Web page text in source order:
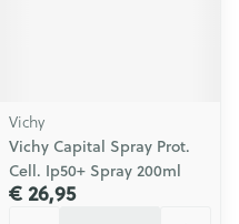
Vichy
Vichy Capital Spray Prot.
Cell. Ip50+ Spray 200ml
€ 26,95